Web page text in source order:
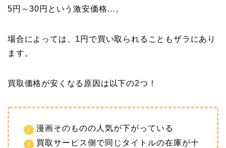
5円～30円という激安価格…。
場合によっては、1円で買い取られることもザラにあり
ます。
買取価格が安くなる原因は以下の2つ！
漫画そのものの人気が下がっている
買取サービス側で同じタイトルの在庫が十